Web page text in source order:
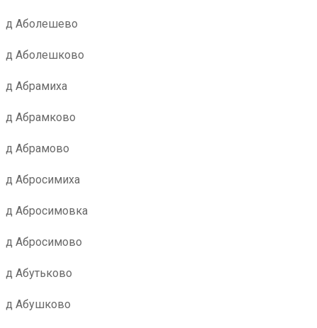
д Аболешево
д Аболешково
д Абрамиха
д Абрамково
д Абрамово
д Абросимиха
д Абросимовка
д Абросимово
д Абутьково
д Абушково